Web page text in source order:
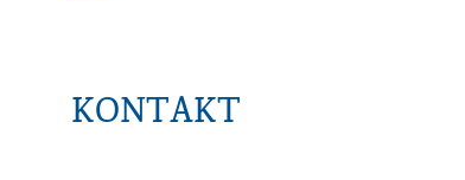
KONTAKT